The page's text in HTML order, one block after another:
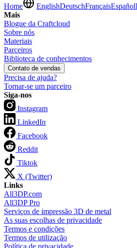
Home
EnglishDeutschFrançaisEspañol
Mais
Blogue da Craftcloud
Sobre nós
Materiais
Parceiros
Biblioteca de conhecimentos
Contato de vendas
Precisa de ajuda?
Tornar-se um parceiro
Siga-nos
Instagram
LinkedIn
Facebook
Reddit
Tiktok
X (Twitter)
Links
All3DP.com
All3DP Pro
Serviços de impressão 3D de metal
As suas escolhas de privacidade
Termos e condições
Termos de utilização